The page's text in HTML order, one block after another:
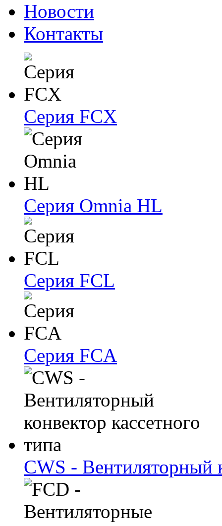
Новости
Контакты
Серия FCX
Серия Omnia HL
Серия FCL
Серия FCA
CWS - Вентиляторный